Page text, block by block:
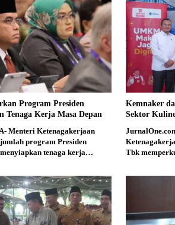
Program Presiden
Tenaga Kerja Masa Depan
Menteri Ketenagakerjaan
program Presiden
tenaga kerja…
Kemnaker
Sektor
Tbk